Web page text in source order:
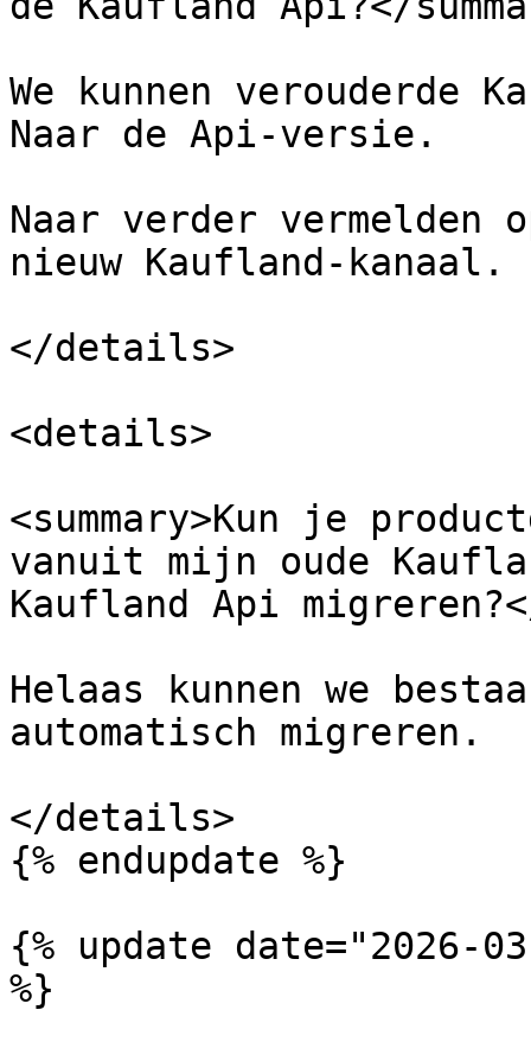
We kunnen verouderde
Naar de Api-versie.
Naar verder vermelden
nieuw Kaufland-kanaal.
</details>
<details>
<summary>Kun je
vanuit mijn oude
Kaufland Api
Helaas kunnen we
automatisch migreren.
</details>
{% endupdate %}
{% update date="2026-
%}